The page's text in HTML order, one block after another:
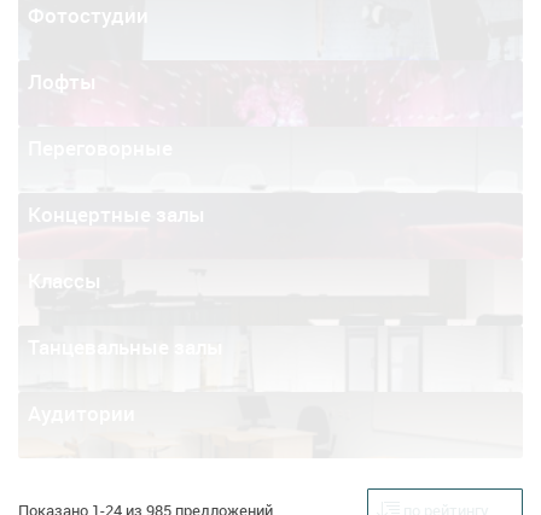
Фотостудии
Лофты
Классы
Показано 1-24 из 985 предложений